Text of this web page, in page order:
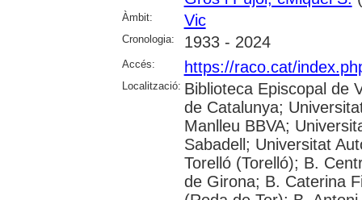
Àmbit: Vic
Cronologia: 1933 - 2024
Accés: https://raco.cat/
Localització: Biblioteca Episcopal de
de Catalunya;
Manlleu BBVA;
Sabadell; Universitat
Torelló (Torelló); B.
de Girona; B. Caterina